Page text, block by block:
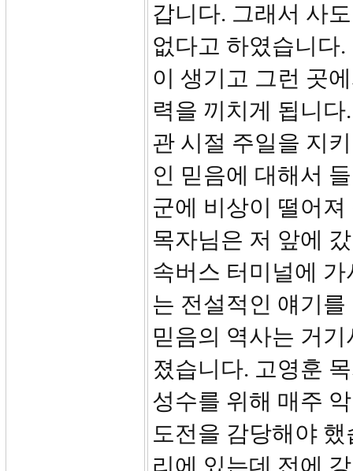
갑니다. 그래서 사
없다고 하였습니다
이 생기고 그런 곳
력을 끼치게 됩니
관 시절 주일을 지
인 믿음에 대해서
군에 비상이 떨어
목자님은 저 앞에
속버스 터미널에
는 전설적인 얘기
믿음의 역사는 거
졌습니다. 고영훈
성수를 위해 매주
도전을 감당해야
리에 있는데 전에